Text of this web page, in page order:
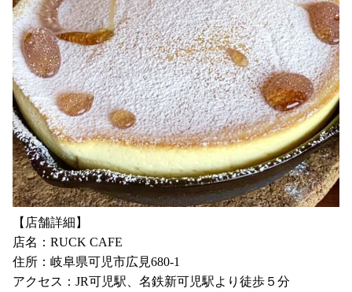
【店舗詳細】
店名：RUCK CAFE
住所：岐阜県可児市広見680-1
アクセス：JR可児駅、名鉄新可児駅より徒歩５分